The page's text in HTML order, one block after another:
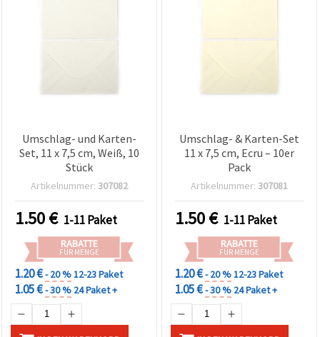
Umschlag- und Karten-
Set, 11 x 7,5 cm, Weiß, 10
Stück
Artikelnummer: 307082
1.50€ 1-11 Paket
RABATTE
FÜR MENGE
1.20 €- 20 %12-23 Paket
1.05 €- 30 % 24 Paket +
Umschlag- & Karten-Set
11 x 7,5 cm, Ecru – 10er
Pack
Artikelnummer: 307081
1.50€ 1-11 Paket
RABATTE
FÜR MENGE
1.20 €- 20 %12-23 Paket
1.05 €- 30 % 24 Paket +